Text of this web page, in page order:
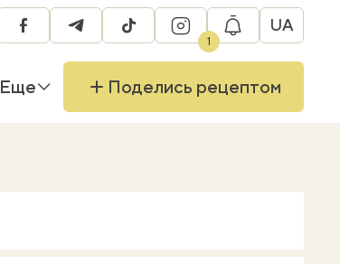
facebooktelegramtiktok instagram
1
UA
Еще Поделись рецептом